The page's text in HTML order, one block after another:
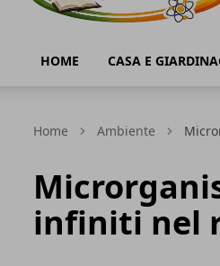
HOME CASA E
Home Ambiente
infiniti nel